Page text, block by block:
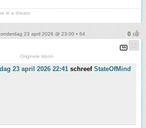
in a dream.
23 april 2026 @ 23:00 • 64
Originele kloon
23 april 2026 22:41 schreef StateOfMind